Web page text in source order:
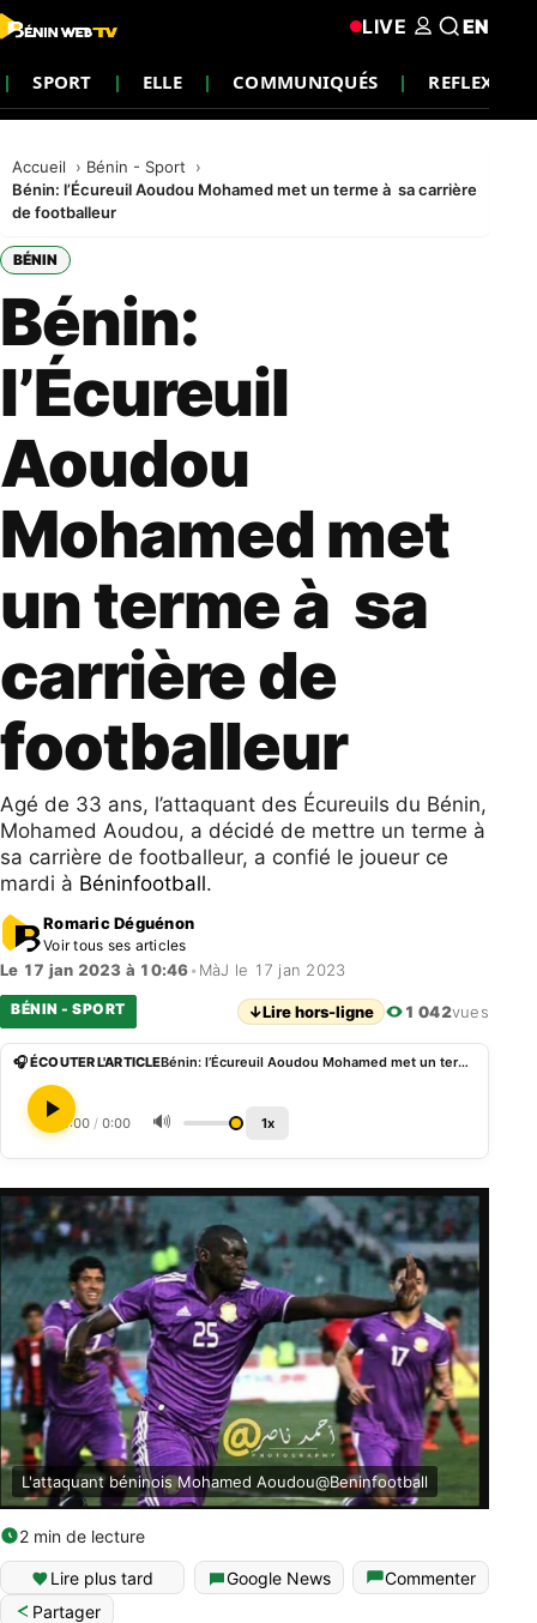
SPORT ELLE COMMUNIQUÉS REFLEXION
LIVE EN
Accueil
Bénin - Sport
Bénin: l’Écureuil Aoudou Mohamed met un terme à sa carrière
de footballeur
BÉNIN
Bénin:
l’Écureuil
Aoudou
Mohamed met
un terme à sa
carrière de
footballeur
Agé de 33 ans, l’attaquant des Écureuils du Bénin,
Mohamed Aoudou, a décidé de mettre un terme à
sa carrière de footballeur, a confié le joueur ce
mardi à Béninfootball.
Romaric Déguénon
Voir tous ses articles
Le 17 jan 2023 à 10:46• MàJ le 17 jan 2023
BÉNIN - SPORT ↓Lire hors-ligne 1 042vues
🎧 ÉCOUTER L'ARTICLE Bénin: l’Écureuil Aoudou Mohamed met un terme à sa carrière de footballeur
0:00 / 0:00 🔊 1x
L'attaquant béninois Mohamed Aoudou@Beninfootball
2 min de lecture
Lire plus tard Google News
Commenter
Partager